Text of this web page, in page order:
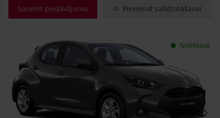
Saņemt piedāvājumu Pievienot salīdzināšanai
Noliktavā